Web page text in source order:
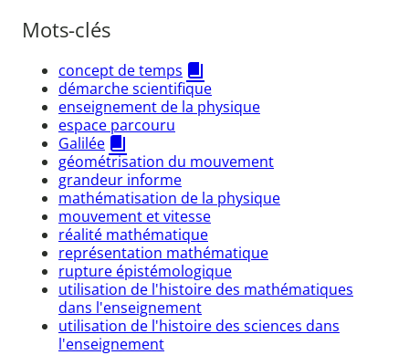
Mots-clés
concept de temps
démarche scientifique
enseignement de la physique
espace parcouru
Galilée
géométrisation du mouvement
grandeur informe
mathématisation de la physique
mouvement et vitesse
réalité mathématique
représentation mathématique
rupture épistémologique
utilisation de l'histoire des mathématiques
dans l'enseignement
utilisation de l'histoire des sciences dans
l'enseignement